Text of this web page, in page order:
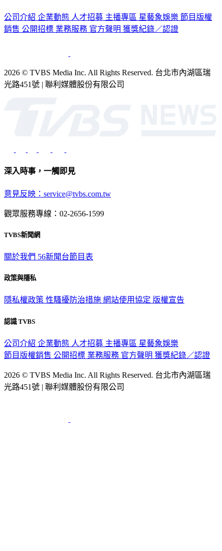
公司介紹 企業動態 人才招募 主播專區 星藝象娛樂 節目版權
銷售 公開招標 業務服務 官方聲明 獲獎紀錄／認證
2026 © TVBS Media Inc. All Rights Reserved. 台北市內湖區瑞
光路451號 | 聯利媒體股份有限公司
深入時事，一觸即見
意見反映：service@tvbs.com.tw
觀眾服務專線：02-2656-1599
TVBS新聞網
關於我們 56新聞台節目表
政策與隱私
隱私權政策 性騷擾防治措施 網站使用協定 版權宣告
認識 TVBS
公司介紹 企業動態 人才招募 主播專區 星藝象娛樂
節目版權銷售 公開招標 業務服務 官方聲明 獲獎紀錄／認證
2026 © TVBS Media Inc. All Rights Reserved. 台北市內湖區瑞
光路451號 | 聯利媒體股份有限公司